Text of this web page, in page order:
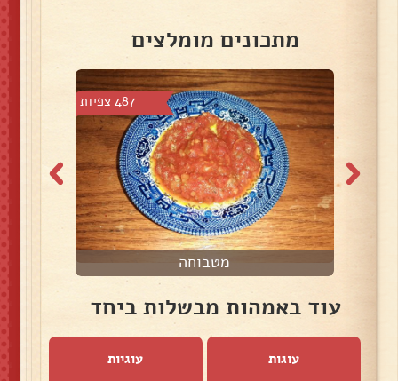
מתכונים מומלצים
487 צפיות
מטבוחה
עוד באמהות מבשלות ביחד
עוגות עוגיות